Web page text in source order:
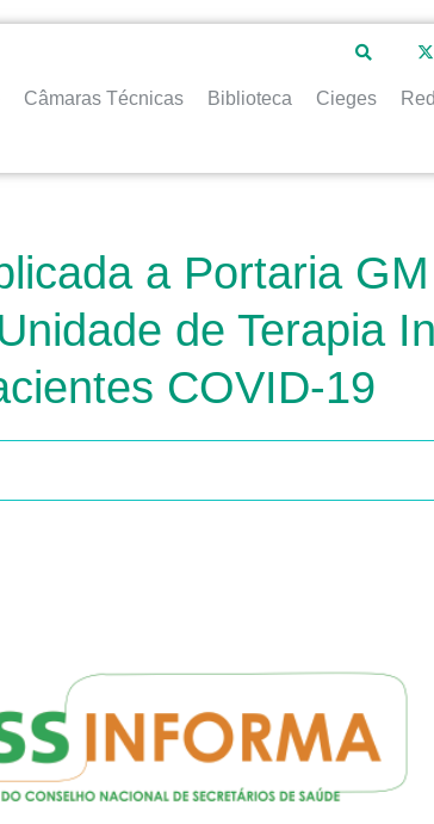
Câmaras Técnicas Biblioteca Cieges
a Portaria
de Terapia
COVID-19